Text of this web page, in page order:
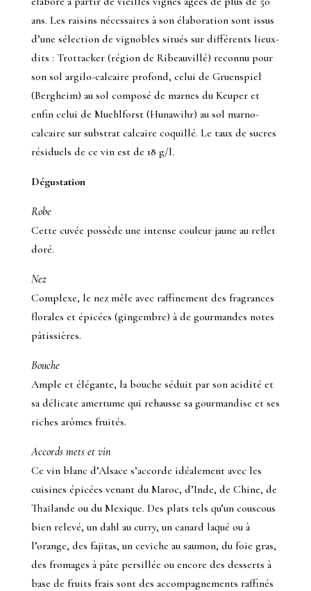
ans. Les raisins nécessaires à son élaboration sont issus
d’une sélection de vignobles situés sur différents lieux-
dits : Trottacker (région de Ribeauvillé) reconnu pour
son sol argilo-calcaire profond, celui de Gruenspiel
(Bergheim) au sol composé de marnes du Keuper et
enfin celui de Muehlforst (Hunawihr) au sol marno-
calcaire sur substrat calcaire coquillé. Le taux de sucres
résiduels de ce vin est de 18 g/l.
Dégustation
Robe
Cette cuvée possède une intense couleur jaune au reflet
doré.
Nez
Complexe, le nez mêle avec raffinement des fragrances
florales et épicées (gingembre) à de gourmandes notes
pâtissières.
Bouche
Ample et élégante, la bouche séduit par son acidité et
sa délicate amertume qui rehausse sa gourmandise et ses
riches arômes fruités.
Accords mets et vin
Ce vin blanc d’Alsace s’accorde idéalement avec les
cuisines épicées venant du Maroc, d’Inde, de Chine, de
Thaïlande ou du Mexique. Des plats tels qu’un couscous
bien relevé, un dahl au curry, un canard laqué ou à
l’orange, des fajitas, un ceviche au saumon, du foie gras,
des fromages à pâte persillée ou encore des desserts à
base de fruits frais sont des accompagnements raffinés